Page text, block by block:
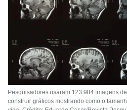
Pesquisadores usaram 123.984 imagens
construir gráficos mostrando como o